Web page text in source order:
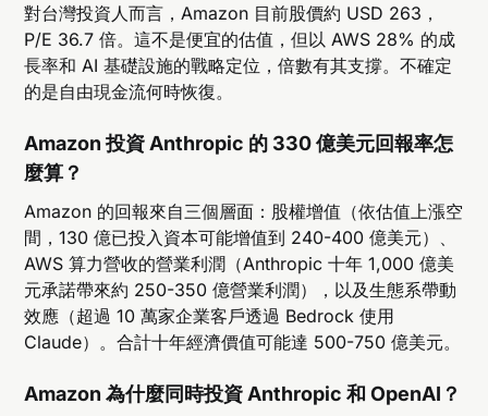
對台灣投資人而言，Amazon 目前股價約 USD 263，
P/E 36.7 倍。這不是便宜的估值，但以 AWS 28% 的成
長率和 AI 基礎設施的戰略定位，倍數有其支撐。不確定
的是自由現金流何時恢復。
Amazon 投資 Anthropic 的 330 億美元回報率怎
麼算？
Amazon 的回報來自三個層面：股權增值（依估值上漲空
間，130 億已投入資本可能增值到 240-400 億美元）、
AWS 算力營收的營業利潤（Anthropic 十年 1,000 億美
元承諾帶來約 250-350 億營業利潤），以及生態系帶動
效應（超過 10 萬家企業客戶透過 Bedrock 使用
Claude）。合計十年經濟價值可能達 500-750 億美元。
Amazon 為什麼同時投資 Anthropic 和 OpenAI？